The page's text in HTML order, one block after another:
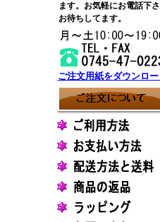
ます。お気軽にお電話下
お待ちしてます。
ご注文用紙をダウンロー